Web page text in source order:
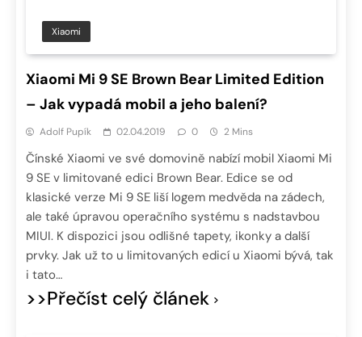
Xiaomi
Xiaomi Mi 9 SE Brown Bear Limited Edition
– Jak vypadá mobil a jeho balení?
Adolf Pupík 02.04.2019 0 2 Mins
Čínské Xiaomi ve své domovině nabízí mobil Xiaomi Mi
9 SE v limitované edici Brown Bear. Edice se od
klasické verze Mi 9 SE liší logem medvěda na zádech,
ale také úpravou operačního systému s nadstavbou
MIUI. K dispozici jsou odlišné tapety, ikonky a další
prvky. Jak už to u limitovaných edicí u Xiaomi bývá, tak
i tato…
>>Přečíst celý článek